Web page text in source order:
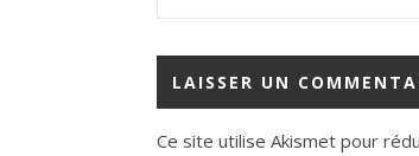
Ce site utilise Akismet pour